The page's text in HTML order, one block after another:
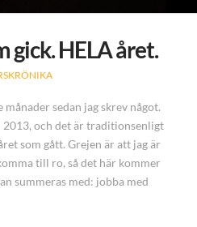
gick. HELA året.
sedan jag skrev något.
och det är traditionsenligt
som gått. Grejen är att jag är
till ro, så det här kommer
summeras med: jobba med